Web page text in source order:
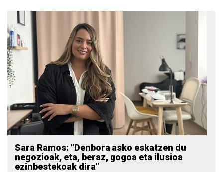
Sara Ramos: "Denbora asko eskatzen du
negozioak, eta, beraz, gogoa eta ilusioa
ezinbestekoak dira"